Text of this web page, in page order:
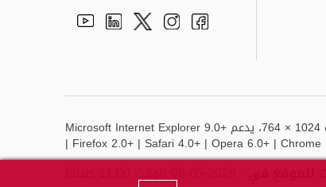
Facebook
Instagram
Twitter
Linkedin
Youtube
أفضل عرض لهذا الموقع هو دقة الشاشة 1024 × 764، يدعم Microsoft Internet Explorer 9.0+
| Firefox 2.0+ | Safari 4.0+ | Opera 6.0+ | Chrome